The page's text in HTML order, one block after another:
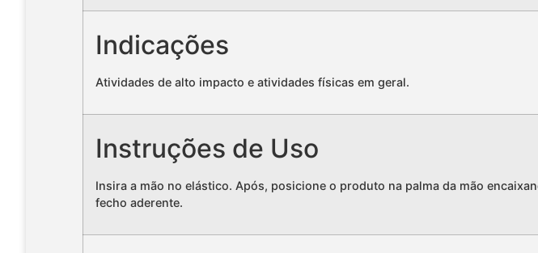
Indicações
Atividades de alto impacto e atividades físicas em geral.
Instruções de Uso
Insira a mão no elástico. Após, posicione o produto na palma da mão
fecho aderente.